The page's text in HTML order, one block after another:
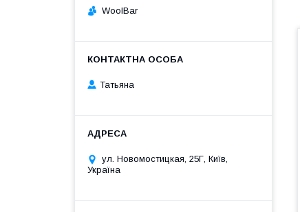
WoolBar
Татьяна
ул. Новомостицкая, 25Г, Київ,
Україна